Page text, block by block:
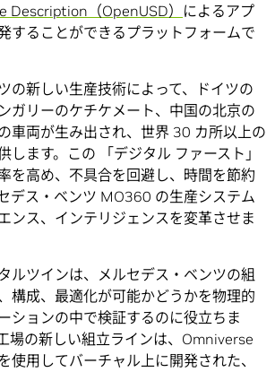
Description（OpenUSD） によるアプ
することができるプラットフォームで
の新しい生産技術によって、ドイツの
ガリーのケチケメート、中国の北京の
車両が生み出され、世界 30 カ所以上の
します。この 「デジタル ファースト」
を高め、不具合を回避し、時間を節約
デス・ベンツ MO360 の生産システム
ンス、インテリジェンスを変革させま
ルツインは、メルセデス・ベンツの組
構成、最適化が可能かどうかを物理的
ションの中で検証するのに役立ちま
場の新しい組立ラインは、Omniverse
使用してバーチャル上に開発された、